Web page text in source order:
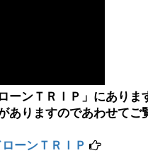
ンＴＲＩＰ」にありま
りますのであわせてご
ーンＴＲＩＰ